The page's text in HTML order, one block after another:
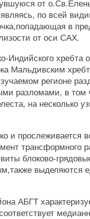
от
по всей
в
от оси САХ.
Индийского хребта
Мальдивским
регионе
разломами, в том
на несколько
и прослеживается
трансформного
блоково-
выделяются
АБГТ